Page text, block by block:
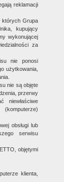
reklamacji
których Grupa
kupujący
wykonującej
za
nie ponosi
użytkowania,
nie są objęte
przerwy
niewłaściwe
(komputerze)
obsługi lub
serwisu
objętymi
klienta,